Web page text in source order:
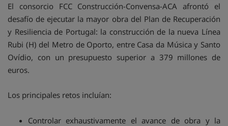
El consorcio FCC Construcción-Convensa-ACA afrontó el
desafío de ejecutar la mayor obra del Plan de Recuperación
y Resiliencia de Portugal: la construcción de la nueva Línea
Rubi (H) del Metro de Oporto, entre Casa da Música y Santo
Ovídio, con un presupuesto superior a 379 millones de
euros.
Los principales retos incluían:
Controlar exhaustivamente el avance de obra y la